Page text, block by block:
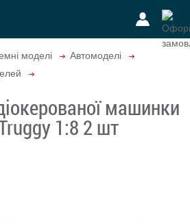
моделі
Автомоделі
машинки
1:8 2 шт